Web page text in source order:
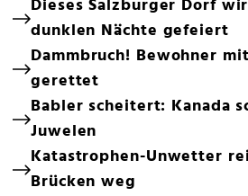
Dieses Salzburger Dorf
dunklen Nächte gefeiert
Dammbruch! Bewohner
gerettet
Babler scheitert: Kanada
Juwelen
Katastrophen-Unwetter
Brücken weg